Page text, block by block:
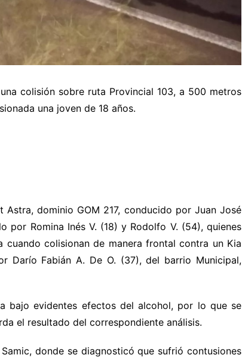
colisión sobre ruta Provincial 103, a 500 metros
una joven de 18 años.
dominio GOM 217, conducido por Juan José
por Romina Inés V. (18) y Rodolfo V. (54), quienes
cuando colisionan de manera frontal contra un Kia
Darío Fabián A. De O. (37), del barrio Municipal,
bajo evidentes efectos del alcohol, por lo que se
el resultado del correspondiente análisis.
donde se diagnosticó que sufrió contusiones